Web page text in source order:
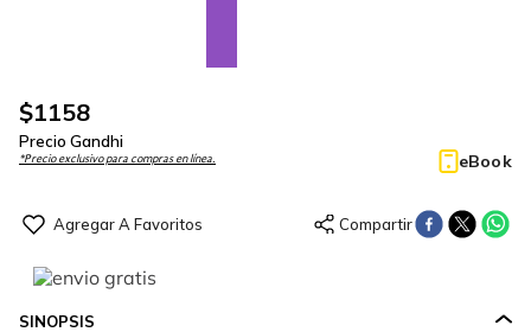
$1158
Precio Gandhi
*Precio exclusivo para compras en línea. eBook
SINOPSIS